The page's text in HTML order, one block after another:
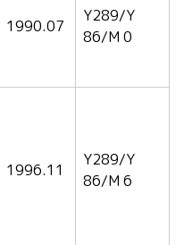
1990.07
Y289/Y
86/M 0
1996.11
Y289/Y
86/M 6